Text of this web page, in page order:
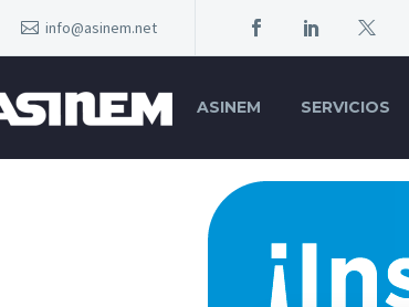
info@asinem.net
ASINEM SERVICIOS